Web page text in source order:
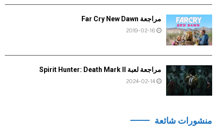
مراجعة Far Cry New Dawn
2019-02-16
مراجعة لعبة Spirit Hunter: Death Mark II
2024-02-14
منشورات شائعة